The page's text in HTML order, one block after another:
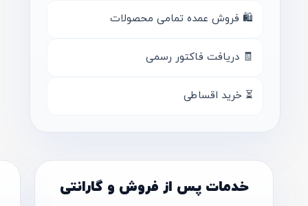
🛍 فروش عمده تمامی محصولات
🧾 دریافت فاکتور رسمی
⏳ خرید اقساطی
خدمات پس از فروش و گارانتی